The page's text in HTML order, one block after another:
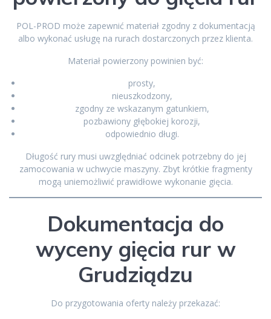
POL-PROD może zapewnić materiał zgodny z dokumentacją
albo wykonać usługę na rurach dostarczonych przez klienta.
Materiał powierzony powinien być:
prosty,
nieuszkodzony,
zgodny ze wskazanym gatunkiem,
pozbawiony głębokiej korozji,
odpowiednio długi.
Długość rury musi uwzględniać odcinek potrzebny do jej
zamocowania w uchwycie maszyny. Zbyt krótkie fragmenty
mogą uniemożliwić prawidłowe wykonanie gięcia.
Dokumentacja do
wyceny gięcia rur w
Grudziądzu
Do przygotowania oferty należy przekazać: